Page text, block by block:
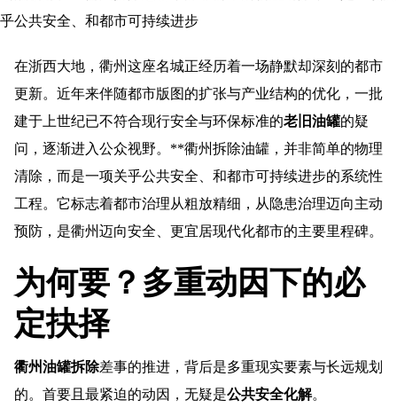
乎公共安全、和都市可持续进步
在浙西大地，衢州这座名城正经历着一场静默却深刻的都市
更新。近年来伴随都市版图的扩张与产业结构的优化，一批
建于上世纪已不符合现行安全与环保标准的老旧油罐的疑
问，逐渐进入公众视野。**衢州拆除油罐，并非简单的物理
清除，而是一项关乎公共安全、和都市可持续进步的系统性
工程。它标志着都市治理从粗放精细，从隐患治理迈向主动
预防，是衢州迈向安全、更宜居现代化都市的主要里程碑。
为何要？多重动因下的必
定抉择
衢州油罐拆除差事的推进，背后是多重现实要素与长远规划
的。首要且最紧迫的动因，无疑是公共安全化解。